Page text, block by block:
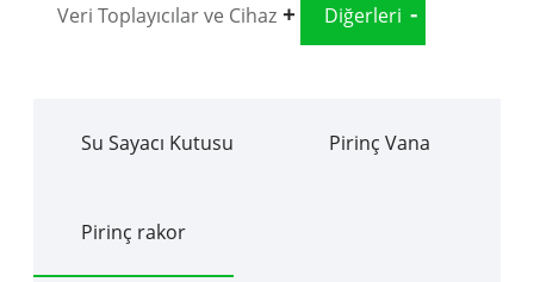
Veri Toplayıcılar ve Cihaz Diğerleri
Su Sayacı Kutusu Pirinç Vana
Pirinç rakor